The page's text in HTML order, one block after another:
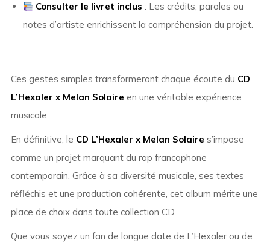
Consulter le livret inclus : Les crédits, paroles ou
notes d’artiste enrichissent la compréhension du projet.
Ces gestes simples transformeront chaque écoute du CD
L’Hexaler x Melan Solaire en une véritable expérience
musicale.
En définitive, le CD L’Hexaler x Melan Solaire s’impose
comme un projet marquant du rap francophone
contemporain. Grâce à sa diversité musicale, ses textes
réfléchis et une production cohérente, cet album mérite une
place de choix dans toute collection CD.
Que vous soyez un fan de longue date de L’Hexaler ou de